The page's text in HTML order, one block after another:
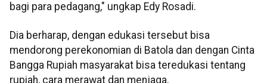
bagi para pedagang," ungkap Edy Rosadi.
Dia berharap, dengan edukasi tersebut bisa
mendorong perekonomian di Batola dan dengan Cinta
Bangga Rupiah masyarakat bisa teredukasi tentang
rupiah, cara merawat dan menjaga.